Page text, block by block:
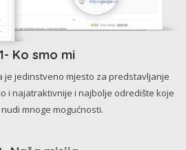
1- Ko smo mi
je jedinstveno mjesto za predstavljanje
i najatraktivnije i najbolje odredište koje
mnoge mogućnosti.